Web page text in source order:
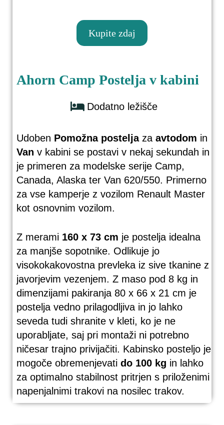
ESX Naviradio
Detektor plina 2:10
Litijeva baterija Flybat
Zložljiva zatemnitev Remifront
Kupite zdaj
Ahorn Camp Postelja v kabini
Javor
Dodatno ležišče
Udoben Pomožna posteljaza avtodom in
Van v kabini se postavi v nekaj sekundah in
je primeren za modelske serije Camp,
Canada, Alaska ter Van 620/550. Primerno
za vse kamperje z vozilom Renault Master
kot osnovnim vozilom.
Z merami 160 x 73 cm je postelja idealna
za manjše sopotnike. Odlikuje jo
visokokakovostna prevleka iz sive tkanine z
javorjevim vezenjem. Z maso pod 8 kg in
dimenzijami pakiranja 80 x 66 x 21 cm je
postelja vedno prilagodljiva in jo lahko
seveda tudi shranite v kleti, ko je ne
uporabljate, saj pri montaži ni potrebno
ničesar trajno privijačiti. Kabinsko posteljo je
mogoče obremenjevati do 100 kg in lahko
za optimalno stabilnost pritrjen s priloženimi
napenjalnimi trakovi na nosilec trakov.